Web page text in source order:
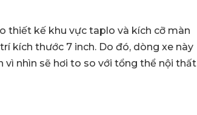
thiết kế khu vực taplo và kích cỡ màn
kích thước 7 inch. Do đó, dòng xe này
vì nhìn sẽ hơi to so với tổng thể nội thất